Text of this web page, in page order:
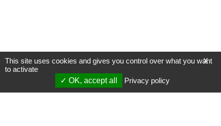
X
This site uses cookies and gives you control over what you want
to activate
OK, accept all
Privacy policy